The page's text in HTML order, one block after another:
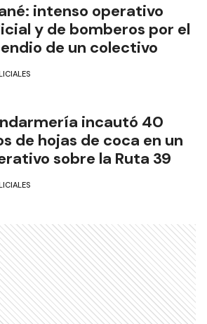
intenso operativo
y de bomberos por el
de un colectivo
incautó 40
de hojas de coca en un
sobre la Ruta 39